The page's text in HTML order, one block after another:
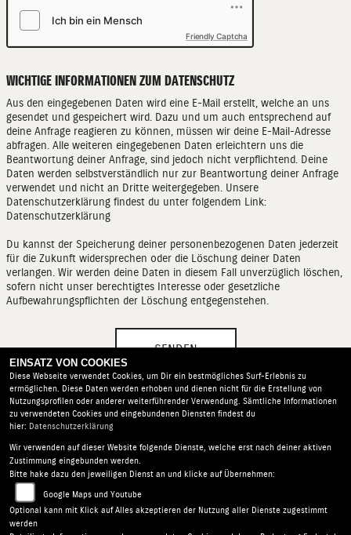
Friendly Captcha
WICHTIGE INFORMATIONEN ZUM DATENSCHUTZ
Aus den eingegebenen Daten wird eine E-Mail erstellt, welche an uns
gesendet und gespeichert wird. Dazu und um auch entsprechend auf
deine Anfrage reagieren zu können, müssen wir deine E-Mail-Adresse
abfragen. Alle weiteren eingegebenen Daten erleichtern uns die
Beantwortung deiner Anfrage, sind jedoch nicht verpflichtend. Deine
Daten werden selbstverständlich nur zur Beantwortung deiner Anfrage
verwendet und nicht an Dritte weitergegeben. Unsere
Datenschutzerklärung findest du unter folgendem Link:
Datenschutzerklärung
Du kannst der Speicherung deiner personenbezogenen Daten jederzeit
für die Zukunft widersprechen oder die Löschung deiner Daten
verlangen. Wir werden deine Daten in diesem Fall unverzüglich löschen,
sofern nicht unser berechtigtes Interesse oder gesetzliche
Aufbewahrungspflichten der Löschung entgegenstehen.
SENDEN
Motorradschuppen Ullmann |Industriepark 8 | 91180
Heideck | Deutschland
AGB |Impressum
Barrierefreiheit |Batterieverordnung
EINSATZ VON COOKIES
Diese Webseite verwendet Cookies, um Dir ein bestmögliches Surf-Erlebnis zu
ermöglichen. Diese Daten werden erhoben und dienen nicht für die Erstellung von
Nutzungsprofilen oder anderer weiterführender Verwendung. Sämtliche Informationen
zu verwendeten Cookies und eingebundenen Diensten findest du
hier: Datenschutzerklärung
Wir verwenden auf dieser Website folgende Dienste, welche erst nach deiner aktiven
Zustimmung eingebunden werden.
Bitte hake dazu den jeweiligen Dienst an und klicke auf Übernehmen:
Google Maps und Youtube
Optional kann mit Klick auf Alles akzeptieren der Nutzung aller Dienste zugestimmt
werden